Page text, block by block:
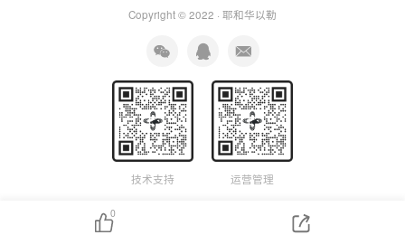
Copyright © 2022 · 耶和华以勒
技术支持 运营管理
0